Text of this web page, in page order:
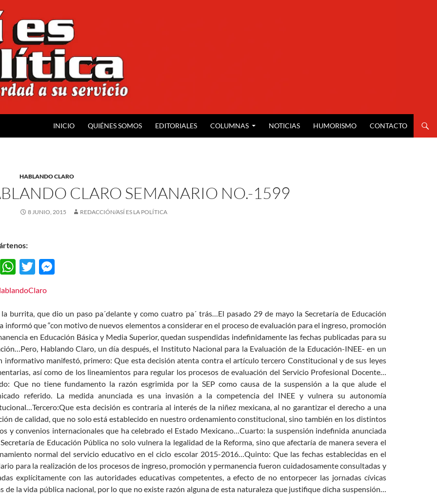
INICIO QUIÉNES SOMOS EDITORIALES COLUMNAS NOTICIAS HUMORISMO CONTACTO
HABLANDO CLARO
CLARO SEMANARIO NO.-1599
8 JUNIO, 2015 REDACCIÓN/ASÍ ES LA POLÍTICA
F
W
at
s
A
p
p
T
itt
er n
g
er
burrita, que dio un paso pa´delante y como cuatro pa´ trás…El pasado 29 de mayo la Secretaría de Educación
informó que “con motivo de nuevos elementos a considerar en el proceso de evaluación para el ingreso, promoción
en Educación Básica y Media Superior, quedan suspendidas indefinidamente las fechas publicadas para su
Hablando Claro, un día después, el Instituto Nacional para la Evaluación de la Educación-INEE- en un
informativo manifestó, primero: Que esta decisión atenta contra el artículo tercero Constitucional y de sus leyes
así como de los lineamientos para regular los procesos de evaluación del Servicio Profesional Docente…
Que no tiene fundamento la razón esgrimida por la SEP como causa de la suspensión a la que alude el
referido. La medida anunciada es una invasión a la competencia del INEE y vulnera su autonomía
esta decisión es contraria al interés de la niñez mexicana, al no garantizar el derecho a una
de calidad, que no solo está establecido en nuestro ordenamiento constitucional, sino también en los distintos
y convenios internacionales que ha celebrado el Estado Mexicano…Cuarto: la suspensión indefinida anunciada
de Educación Pública no solo vulnera la legalidad de la Reforma, sino que afectaría de manera severa el
normal del servicio educativo en el ciclo escolar 2015-2016…Quinto: Que las fechas establecidas en el
para la realización de los procesos de ingreso, promoción y permanencia fueron cuidadosamente consultadas y
explícitamente con las autoridades educativas competentes, a efecto de no entorpecer las jornadas cívicas
de la vida pública nacional, por lo que no existe razón alguna de esta naturaleza que justifique dicha suspensión…